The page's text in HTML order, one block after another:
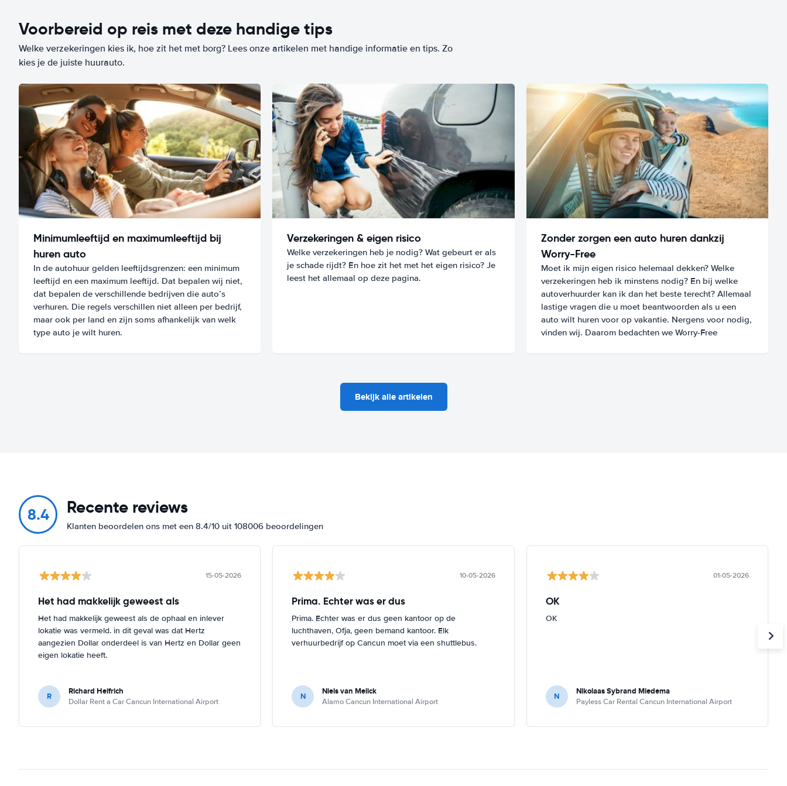
Voorbereid op reis met deze handige tips
Welke verzekeringen kies ik, hoe zit het met borg? Lees onze artikelen met handige informatie en tips. Zo
kies je de juiste huurauto.
Minimumleeftijd en maximumleeftijd bij
huren auto
In de autohuur gelden leeftijdsgrenzen: een minimum
leeftijd en een maximum leeftijd. Dat bepalen wij niet,
dat bepalen de verschillende bedrijven die auto’s
verhuren. Die regels verschillen niet alleen per bedrijf,
maar ook per land en zijn soms afhankelijk van welk
type auto je wilt huren.
Verzekeringen & eigen risico
Welke verzekeringen heb je nodig? Wat gebeurt er als
je schade rijdt? En hoe zit het met het eigen risico? Je
leest het allemaal op deze pagina.
Zonder zorgen een auto huren dankzij
Worry-Free
Moet ik mijn eigen risico helemaal dekken? Welke
verzekeringen heb ik minstens nodig? En bij welke
autoverhuurder kan ik dan het beste terecht? Allemaal
lastige vragen die u moet beantwoorden als u een
auto wilt huren voor op vakantie. Nergens voor nodig,
vinden wij. Daarom bedachten we Worry-Free
Bekijk alle artikelen
8.4 Recente reviews
Klanten beoordelen ons met een 8.4/10 uit 108006 beoordelingen
15-05-2026
Het had makkelijk geweest als
Het had makkelijk geweest als de ophaal en inlever
lokatie was vermeld. in dit geval was dat Hertz
aangezien Dollar onderdeel is van Hertz en Dollar geen
eigen lokatie heeft.
R Richard Helfrich
Dollar Rent a Car Cancun International Airport
10-05-2026
Prima. Echter was er dus
Prima. Echter was er dus geen kantoor op de
luchthaven, Ofja, geen bemand kantoor. Elk
verhuurbedrijf op Cancun moet via een shuttlebus.
N Niels van Melick
Alamo Cancun International Airport
01-05-2026
OK
OK
N Nikolaas Sybrand Miedema
Payless Car Rental Cancun International Airport